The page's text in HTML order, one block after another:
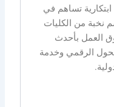
تساهم في
وفق رؤية 2030. تضم نخبة من الكليات
العمل بأحدث
الرقمي وخدمة